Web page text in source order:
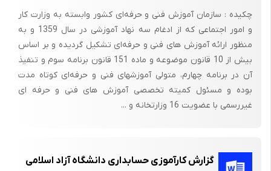
چکیده : سازمان آموزش فنی و حرفه‌ای کشور وابسته به وزارت کار
و امور اجتماعی که از ادغام سه نهاد آموزشی در سال 1359 و به
منظور ارائه آموزش های فنی و حرفه‌ای تشکیل گردیده و بر اساس
بیش از 10 قانون موضوعه و ماده 151 قانون برنامه سوم و تنفیذ
آن در برنامه چهارم، متولی آموزشهای فنی و حرفه‌ای کوتاه مدت
بوده و مسئول کمیته تخصصی آموزش های فنی و حرفه ای
غیررسمی با عضویت 16 وزارتخانه و ...
گزارش کارآموزی حسابداری دانشگاه آزاد اسلامی